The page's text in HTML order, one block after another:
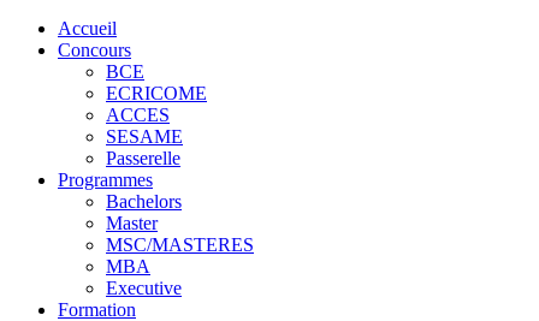
Accueil
Concours
BCE
ECRICOME
ACCES
SESAME
Passerelle
Programmes
Bachelors
Master
MSC/MASTERES
MBA
Executive
Formation